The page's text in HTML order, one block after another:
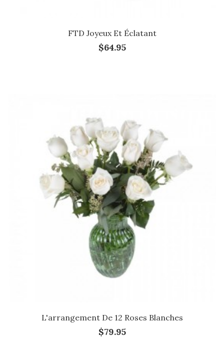
FTD Joyeux Et Éclatant
$64.95
L'arrangement De 12 Roses Blanches
$79.95